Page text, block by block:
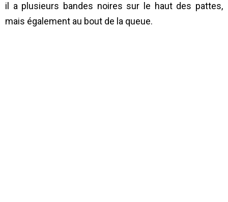
il a plusieurs bandes noires sur le haut des pattes,
mais également au bout de la queue.